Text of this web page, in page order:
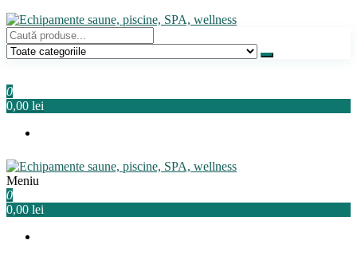
Sari
la
conținut
Echipamente saune, piscine, SPA, wellness
Relaxeaza-te!
0
0,00 lei
Echipamente saune, piscine, SPA, wellness
Relaxeaza-te!
Meniu
0
0,00 lei